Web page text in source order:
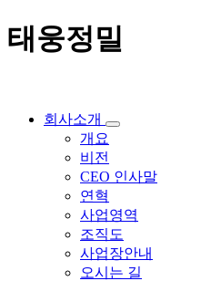
태웅정밀
회사소개
개요
비전
CEO 인사말
연혁
사업영역
조직도
사업장안내
오시는 길